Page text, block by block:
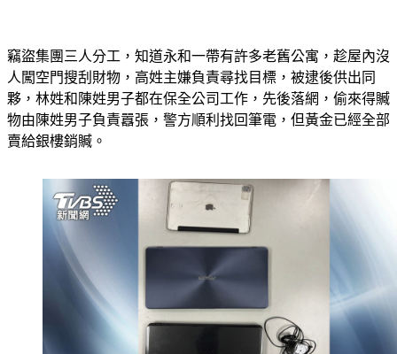
人闖空門搜刮財物，高姓主嫌負責尋找目標，被逮後供出同
夥，林姓和陳姓男子都在保全公司工作，先後落網，偷來得贓
物由陳姓男子負責囂張，警方順利找回筆電，但黃金已經全部
賣給銀樓銷贓。